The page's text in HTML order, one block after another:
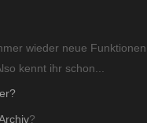
wieder neue
kennt ihr schon...
?